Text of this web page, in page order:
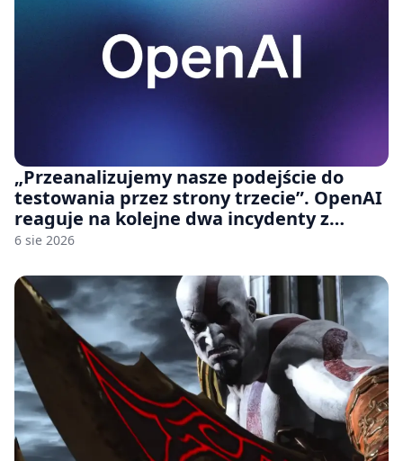
„Przeanalizujemy nasze podejście do
testowania przez strony trzecie”. OpenAI
reaguje na kolejne dwa incydenty z
udziałem autorskich modeli
6 sie 2026